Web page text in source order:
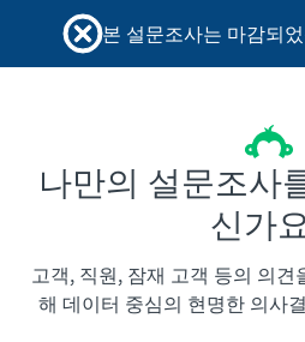
본 설문조사는 마감되
나만의 설문조사
신가
고객, 직원, 잠재 고객 등의 의견
해 데이터 중심의 현명한 의사